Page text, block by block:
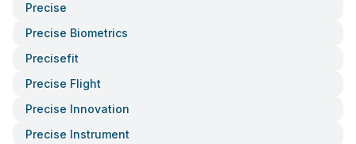
Precise
Precise Biometrics
Precisefit
Precise Flight
Precise Innovation
Precise Instrument